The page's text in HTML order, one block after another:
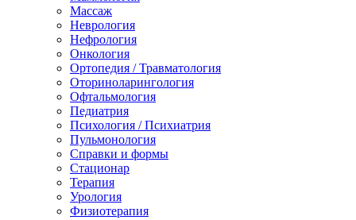
Массаж
Неврология
Нефрология
Онкология
Ортопедия / Травматология
Оториноларингология
Офтальмология
Педиатрия
Психология / Психиатрия
Пульмонология
Справки и формы
Стационар
Терапия
Урология
Физиотерапия